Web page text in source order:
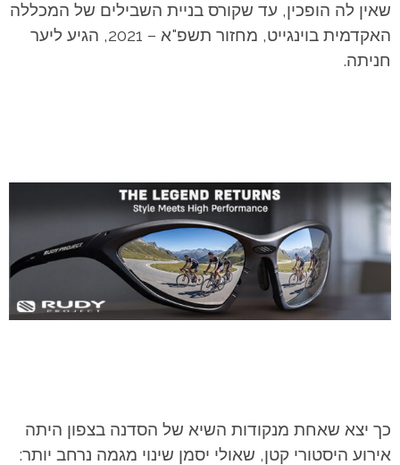
שאין לה הופכין, עד שקורס בניית השבילים של המכללה
האקדמית בוינגייט, מחזור תשפ"א – 2021, הגיע ליער
חניתה.
כך יצא שאחת מנקודות השיא של הסדנה בצפון היתה
אירוע היסטורי קטן, שאולי יסמן שינוי מגמה נרחב יותר: